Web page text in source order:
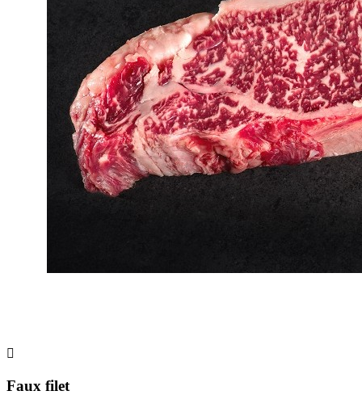

Faux filet